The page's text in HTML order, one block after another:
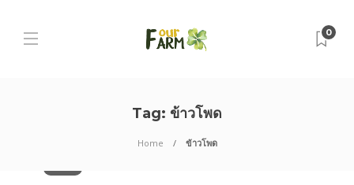
0
Tag: ข้าวโพด
Home ข้าวโพด